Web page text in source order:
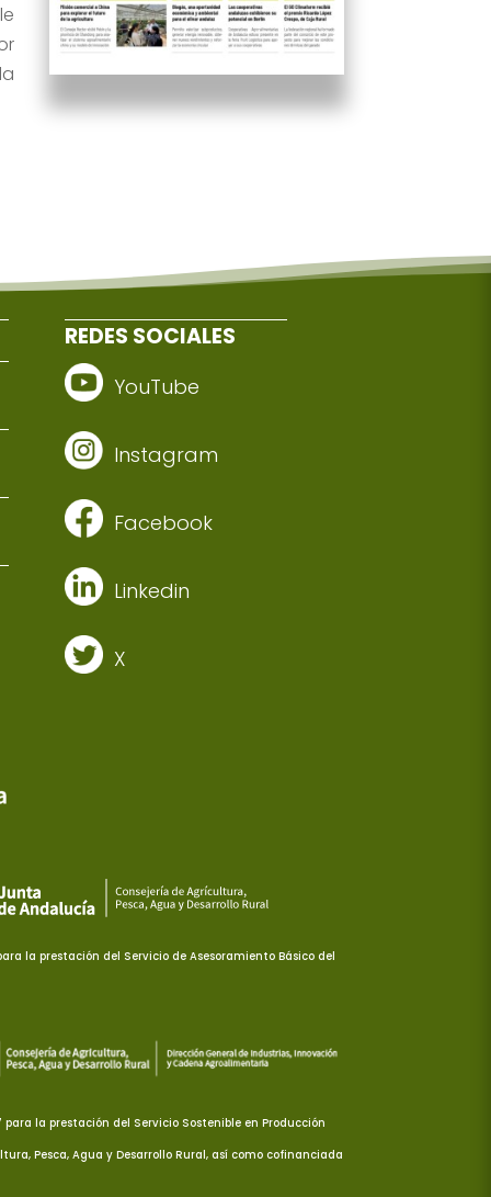
REDES SOCIALES
YouTube
Instagram
Facebook
Linkedin
X
la prestación del Servicio de Asesoramiento Básico del
la prestación del Servicio Sostenible en Producción
Pesca, Agua y Desarrollo Rural, así como cofinanciada